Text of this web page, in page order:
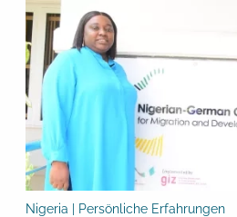
Nigeria | Persönliche Erfahrungen